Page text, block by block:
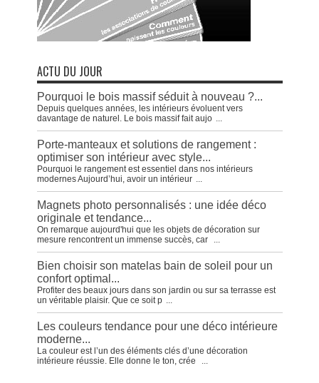
ACTU DU JOUR
Pourquoi le bois massif séduit à nouveau ?...
Depuis quelques années, les intérieurs évoluent vers
davantage de naturel. Le bois massif fait aujo
Porte-manteaux et solutions de rangement :
optimiser son intérieur avec style...
Pourquoi le rangement est essentiel dans nos intérieurs
modernes Aujourd’hui, avoir un intérieur
Magnets photo personnalisés : une idée déco
originale et tendance...
On remarque aujourd'hui que les objets de décoration sur
mesure rencontrent un immense succès, car
Bien choisir son matelas bain de soleil pour un
confort optimal...
Profiter des beaux jours dans son jardin ou sur sa terrasse est
un véritable plaisir. Que ce soit p
Les couleurs tendance pour une déco intérieure
moderne...
La couleur est l’un des éléments clés d’une décoration
intérieure réussie. Elle donne le ton, crée